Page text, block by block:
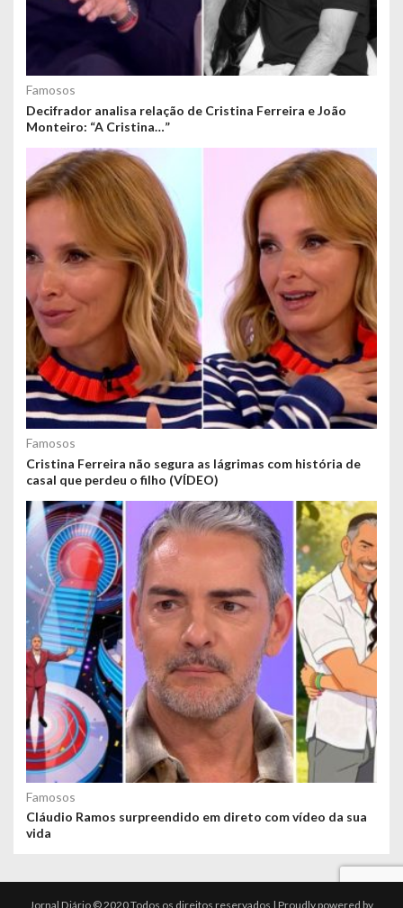
Famosos
Decifrador analisa relação de Cristina Ferreira e João
Monteiro: “A Cristina…”
Famosos
Cristina Ferreira não segura as lágrimas com história de
casal que perdeu o filho (VÍDEO)
Famosos
Cláudio Ramos surpreendido em direto com vídeo da sua
vida
Jornal Diário © 2020 Todos os direitos reservados | Proudly powered by